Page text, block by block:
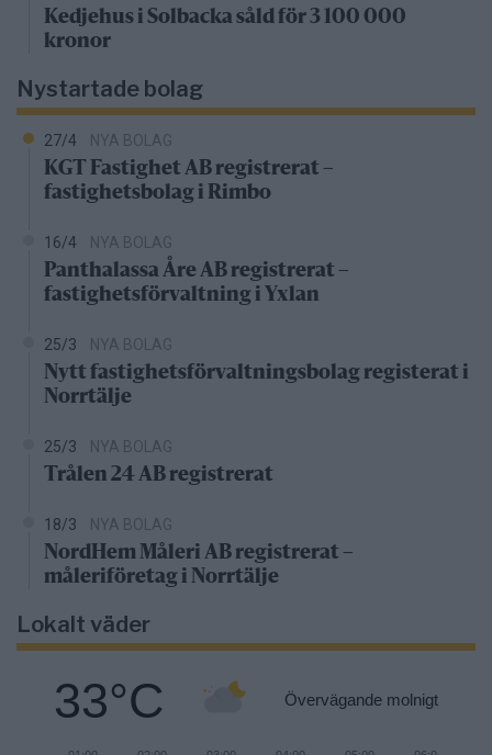
Kedjehus i Solbacka såld för 3 100 000
kronor
Nystartade bolag
27/4 NYA BOLAG
KGT Fastighet AB registrerat –
fastighetsbolag i Rimbo
16/4 NYA BOLAG
Panthalassa Åre AB registrerat –
fastighetsförvaltning i Yxlan
25/3 NYA BOLAG
Nytt fastighetsförvaltningsbolag registerat i
Norrtälje
25/3 NYA BOLAG
Trålen 24 AB registrerat
18/3 NYA BOLAG
NordHem Måleri AB registrerat –
måleriföretag i Norrtälje
Lokalt väder
33°C Övervägande molnigt